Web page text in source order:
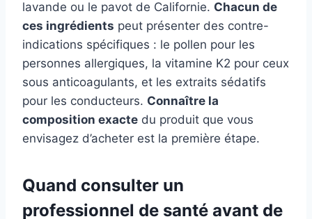
lavande ou le pavot de Californie. Chacun de
ces ingrédients peut présenter des contre-
indications spécifiques : le pollen pour les
personnes allergiques, la vitamine K2 pour ceux
sous anticoagulants, et les extraits sédatifs
pour les conducteurs. Connaître la
composition exacte du produit que vous
envisagez d’acheter est la première étape.
Quand consulter un
professionnel de santé avant de